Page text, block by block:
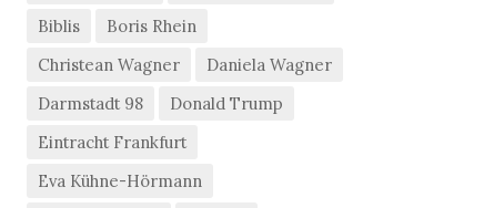
Biblis
Boris Rhein
Christean Wagner
Daniela Wagner
Darmstadt 98
Donald Trump
Eintracht Frankfurt
Eva Kühne-Hörmann